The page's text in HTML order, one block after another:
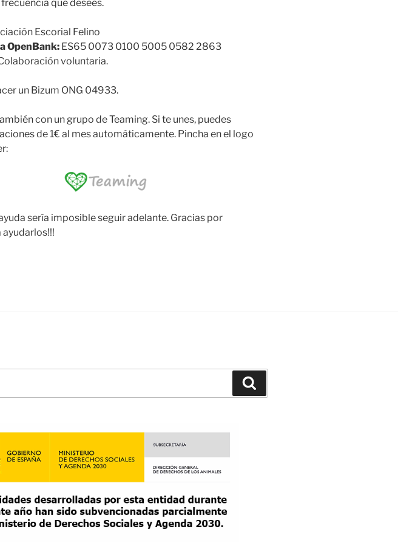
que desees.
Escorial Felino
OpenBank:ES65 0073 0100 5005 0582 2863
voluntaria.
un Bizum ONG 04933.
con un grupo de Teaming. Si te unes, puedes
de 1€ al mes automáticamente. Pincha en el logo
sería imposible seguir adelante. Gracias por
ayudarlos!!!